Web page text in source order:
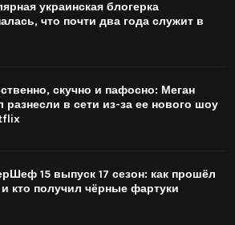
украинская блогерка
что почти два года служит в
скучно и пафосно: Меган
разнесли в сети из-за ее нового шоу
15 выпуск 17 сезон: как прошёл
кто получил чёрные фартуки